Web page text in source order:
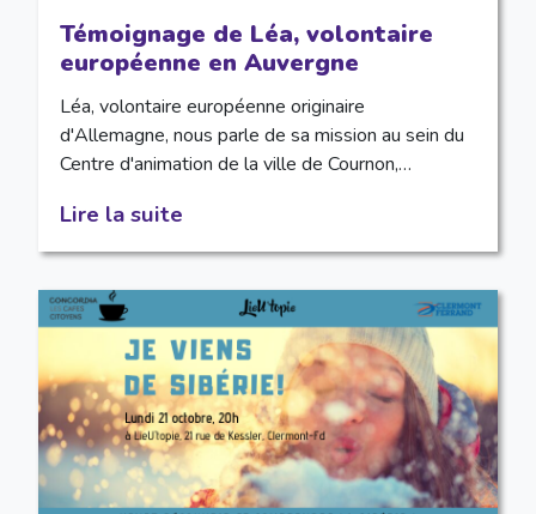
Témoignage de Léa, volontaire
européenne en Auvergne
Léa, volontaire européenne originaire
d'Allemagne, nous parle de sa mission au sein du
Centre d'animation de la ville de Cournon,…
Lire la suite